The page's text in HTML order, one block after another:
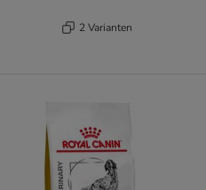
2 Varianten